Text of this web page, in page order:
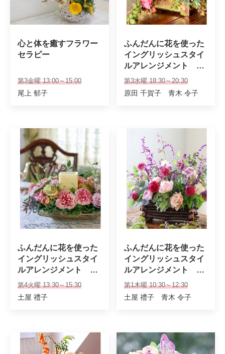
心と体を癒すフラワー
セラピー
第3金曜 13:00～15:00
尾上 郁子
ふんだんに花を使った
イングリッシュスタイ
ルアレンジメント　夜
クラス（初級・専科）
第3水曜 18:30～20:30
原田 千賀子 青木 令子
ふんだんに花を使った
イングリッシュスタイ
ルアレンジメント　専
科クラス
第4火曜 13:30～15:30
土屋 禮子
ふんだんに花を使った
イングリッシュスタイ
ルアレンジメント　初
級・木曜クラス
第1木曜 10:30～12:30
土屋 禮子 青木 令子